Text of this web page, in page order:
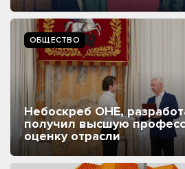
ОБЩЕСТВО
Небоскреб ОНЕ,
получил высшую
оценку отрасли